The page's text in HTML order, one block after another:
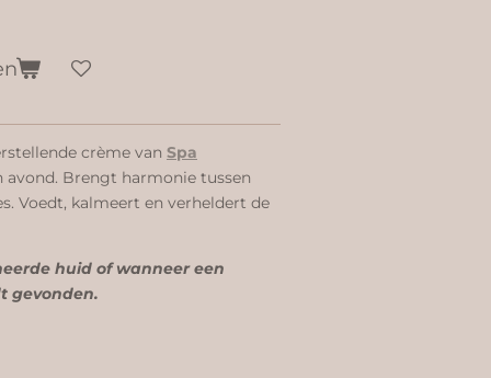
crème van Spa
Brengt harmonie tussen
Voedt, kalmeert en verheldert de
huid of wanneer een
gevonden.